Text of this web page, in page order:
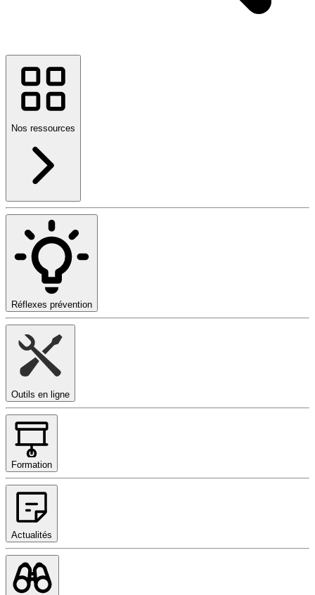
Nos ressources
Réflexes prévention
Outils en ligne
Formation
Actualités